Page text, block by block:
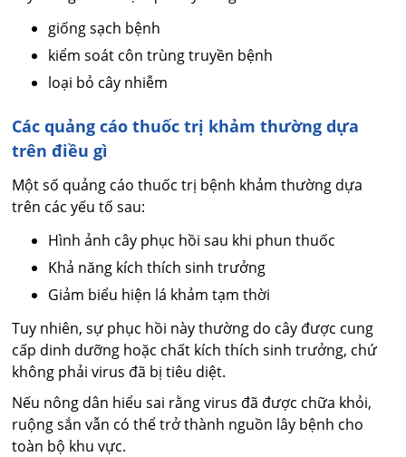
giống sạch bệnh
kiểm soát côn trùng truyền bệnh
loại bỏ cây nhiễm
Các quảng cáo thuốc trị khảm thường dựa
trên điều gì
Một số quảng cáo thuốc trị bệnh khảm thường dựa
trên các yếu tố sau:
Hình ảnh cây phục hồi sau khi phun thuốc
Khả năng kích thích sinh trưởng
Giảm biểu hiện lá khảm tạm thời
Tuy nhiên, sự phục hồi này thường do cây được cung
cấp dinh dưỡng hoặc chất kích thích sinh trưởng, chứ
không phải virus đã bị tiêu diệt.
Nếu nông dân hiểu sai rằng virus đã được chữa khỏi,
ruộng sắn vẫn có thể trở thành nguồn lây bệnh cho
toàn bộ khu vực.